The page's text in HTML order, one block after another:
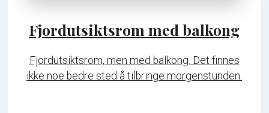
Fjordutsiktsrom med balkong
Fjordutsiktsrom, men med balkong. Det finnes
ikke noe bedre sted å tilbringe morgenstunden.